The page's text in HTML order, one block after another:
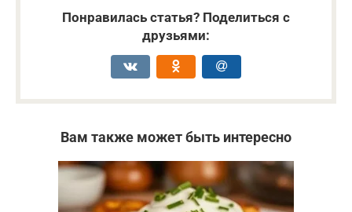
Понравилась статья? Поделиться с
друзьями:
Вам также может быть интересно